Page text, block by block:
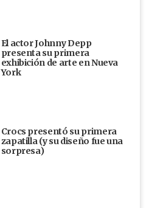
El actor Johnny Depp
presenta su primera
exhibición de arte en Nueva
York
Crocs presentó su primera
zapatilla (y su diseño fue una
sorpresa)